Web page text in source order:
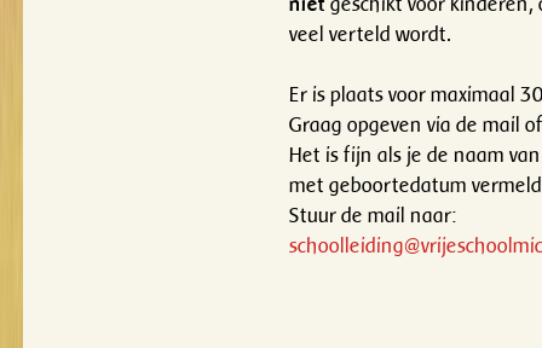
niet geschikt voor
veel verteld wordt.
Er is plaats voor maximaal
Graag opgeven via de mail
Het is fijn als je de naam
met geboortedatum
Stuur de mail naar: